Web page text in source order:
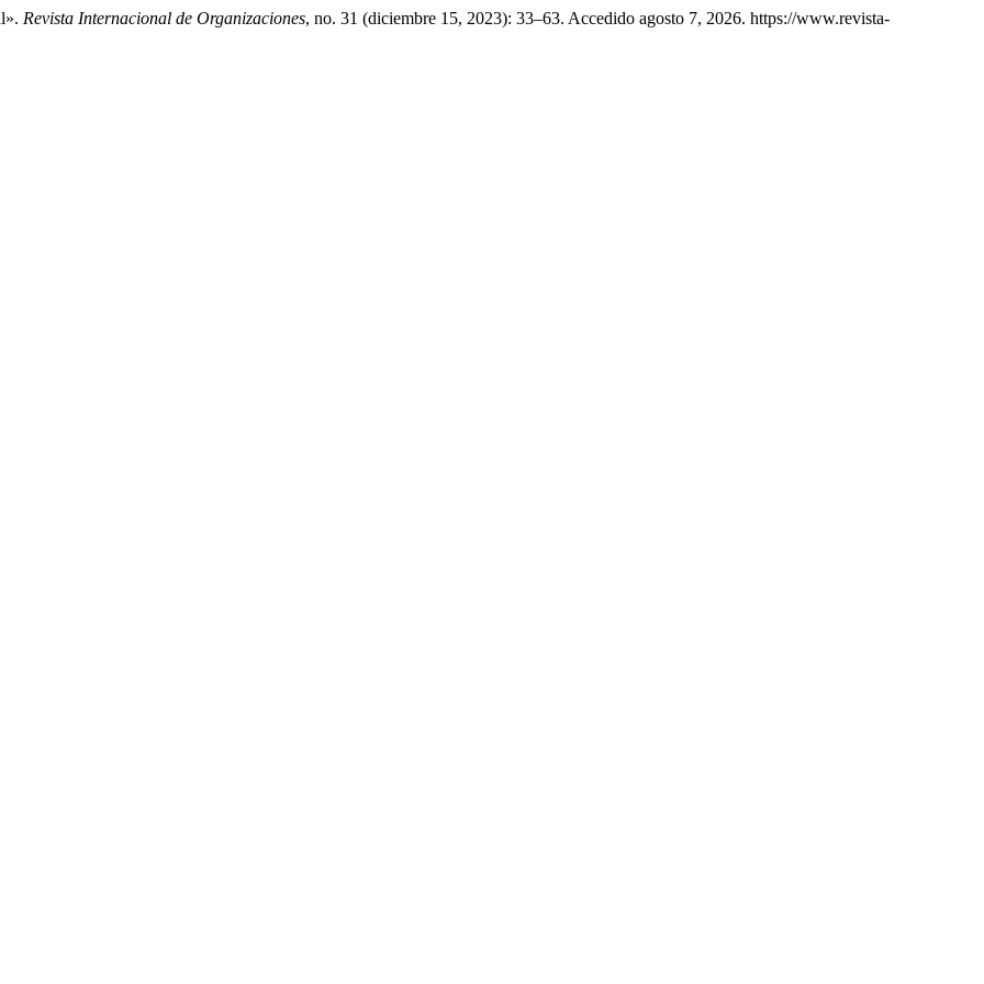
Revista Internacional de Organizaciones, no. 31 (diciembre 15, 2023): 33–63. Accedido agosto 7, 2026. https://www.revista-